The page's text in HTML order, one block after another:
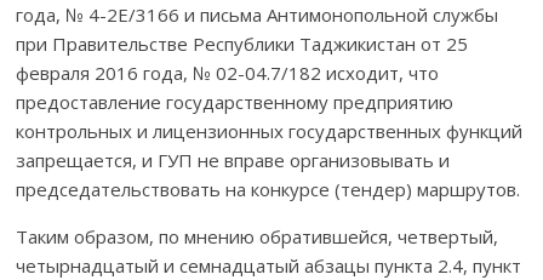
года, № 4-2Е/3166 и письма Антимонопольной службы
при Правительстве Республики Таджикистан от 25
февраля 2016 года, № 02-04.7/182 исходит, что
предоставление государственному предприя­тию
контрольных и лицензионных государственных функций
запре­щается, и ГУП не вправе организовывать и
председательствовать на конкурсе (тендер) маршрутов.
Таким образом, по мнению обратившейся, четвертый,
четырнадцатый и семнадцатый абзацы пун­кта 2.4, пункт